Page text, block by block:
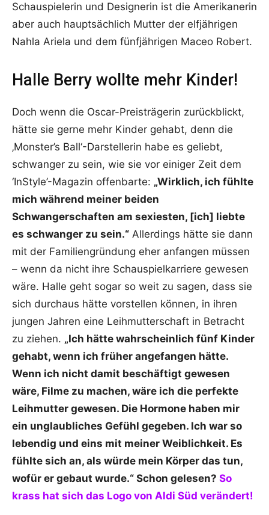
Schauspielerin und Designerin ist die Amerikanerin
aber auch hauptsächlich Mutter der elfjährigen
Nahla Ariela und dem fünfjährigen Maceo Robert.
Halle Berry wollte mehr Kinder!
Doch wenn die Oscar-Preisträgerin zurückblickt,
hätte sie gerne mehr Kinder gehabt, denn die
‚Monster’s Ball‘-Darstellerin habe es geliebt,
schwanger zu sein, wie sie vor einiger Zeit dem
‘InStyle’-Magazin offenbarte: „Wirklich, ich fühlte
mich während meiner beiden
Schwangerschaften am sexiesten, [ich] liebte
es schwanger zu sein.“ Allerdings hätte sie dann
mit der Familiengründung eher anfangen müssen
– wenn da nicht ihre Schauspielkarriere gewesen
wäre. Halle geht sogar so weit zu sagen, dass sie
sich durchaus hätte vorstellen können, in ihren
jungen Jahren eine Leihmutterschaft in Betracht
zu ziehen. „Ich hätte wahrscheinlich fünf Kinder
gehabt, wenn ich früher angefangen hätte.
Wenn ich nicht damit beschäftigt gewesen
wäre, Filme zu machen, wäre ich die perfekte
Leihmutter gewesen. Die Hormone haben mir
ein unglaubliches Gefühl gegeben. Ich war so
lebendig und eins mit meiner Weiblichkeit. Es
fühlte sich an, als würde mein Körper das tun,
wofür er gebaut wurde.“ Schon gelesen? So
krass hat sich das Logo von Aldi Süd verändert!